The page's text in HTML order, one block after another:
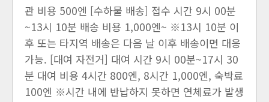
관 비용 500엔 [수하물 배송] 접수 시간 9시 00분
~13시 10분 배송 비용 1,000엔~ ※13시 10분 이
후 또는 타지역 배송은 다음 날 이후 배송이면 대응
가능. [대여 자전거] 대여 시간 9시 00분~17시 30
분 대여 비용 4시간 800엔, 8시간 1,000엔, 숙박료
100엔 ※시간 내에 반납하지 못하면 연체료가 발생